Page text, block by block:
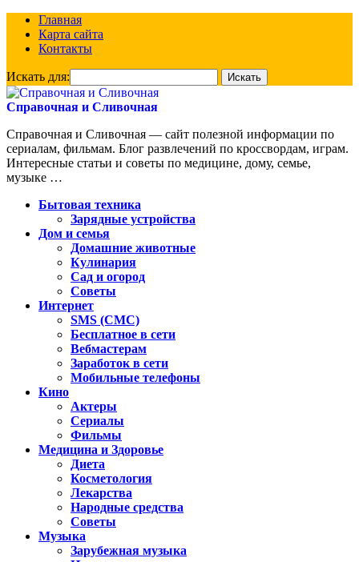
Главная
Карта сайта
Контакты
Искать для:
Справочная и Сливочная
Справочная и Сливочная — сайт полезной информации по
сериалам, фильмам. Блог развлечений по кроссвордам, играм.
Интересные статьи и советы по медицине, дому, семье,
музыке …
Бытовая техника
Зарядные устройства
Дом и семья
Домашние животные
Кулинария
Сад и огород
Советы
Интернет
SMS (СМС)
Бесплатное в сети
Вебмастерам
Заработок в сети
Мобильные телефоны
Кино
Актеры
Сериалы
Фильмы
Медицина и Здоровье
Диета
Косметология
Лекарства
Народные средства
Советы
Музыка
Зарубежная музыка